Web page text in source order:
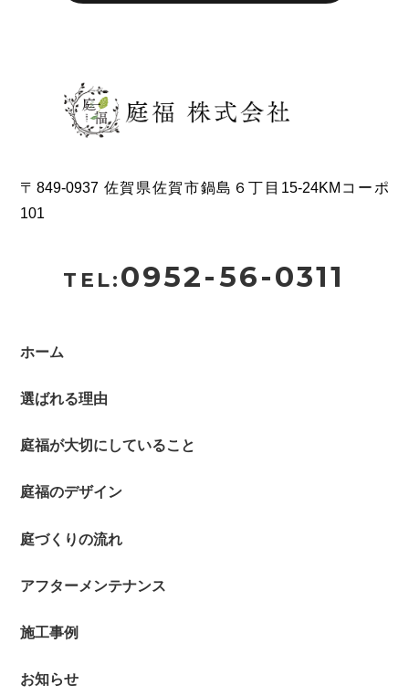
〒849-0937 佐賀県佐賀市鍋島６丁目15-24KMコーポ
101
TEL:0952-56-0311
ホーム
選ばれる理由
庭福が大切にしていること
庭福のデザイン
庭づくりの流れ
アフターメンテナンス
施工事例
お知らせ